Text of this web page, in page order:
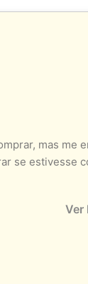
mas me
se estivesse
Ver